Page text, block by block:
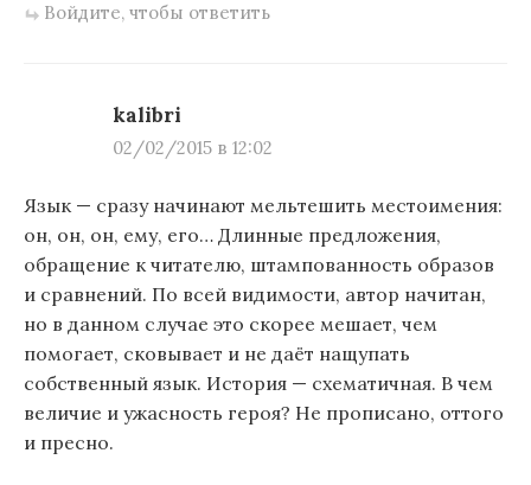
мВойдите, чтобы ответить
kalibri
02/02/2015 в 12:02
Язык — сразу начинают мельтешить местоимения:
он, он, он, ему, его… Длинные предложения,
обращение к читателю, штампованность образов
и сравнений. По всей видимости, автор начитан,
но в данном случае это скорее мешает, чем
помогает, сковывает и не даёт нащупать
собственный язык. История — схематичная. В чем
величие и ужасность героя? Не прописано, оттого
и пресно.